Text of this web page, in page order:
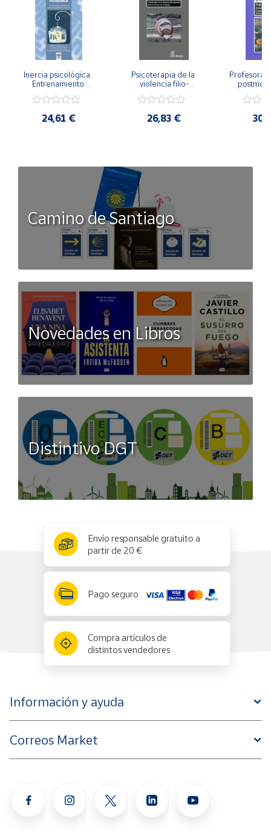
Inercia psicológica.
Entrenamiento
Igualdad de Género.
24,61 €
Psicoterapia de la
violencia filio-
secreto y la
26,83 €
Camino de Santiago
Novedades en Libros
Distintivo DGT
Envío responsable gratuito a
partir de 20 €
Pago seguro
Compra artículos de
distintos vendedores
Información y ayuda
Correos Market